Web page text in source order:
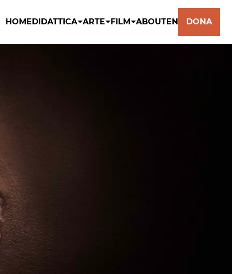
HOMEDIDATTICA ARTE FILM ABOUTEN DONA